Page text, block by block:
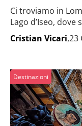
Ci troviamo in
Lago d’Iseo,
Cristian Vicari,23
Destinazioni